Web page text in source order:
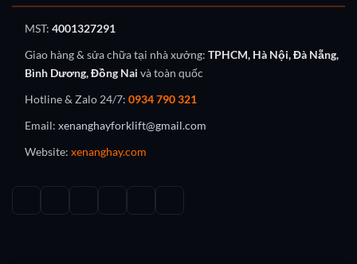
MST: 4001327291
Giao hàng & sửa chữa tại nhà xưởng: TPHCM, Hà Nội, Đà Nẵng,
Bình Dương, Đồng Nai và toàn quốc
Hotline & Zalo 24/7: 0934 790 321
Email: xenanghayforklift@gmail.com
Website: xenanghay.com